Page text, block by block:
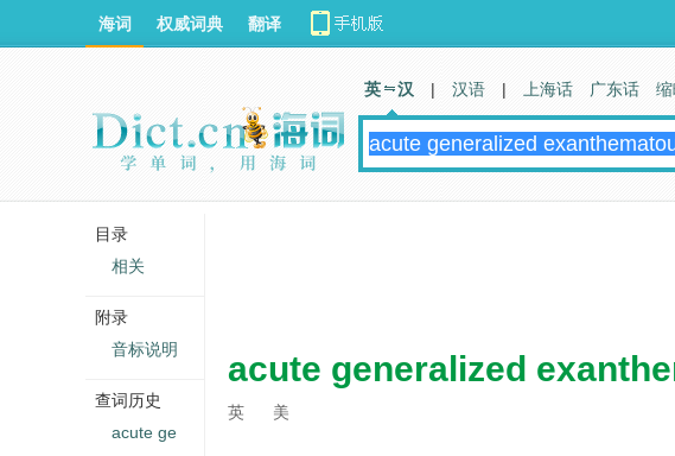
acute generalized
英 美
海词 权威词典 翻译
英 汉 | 汉语 | 上海话 广东话
目录
相关
附录
音标说明
查词历史
acute ge